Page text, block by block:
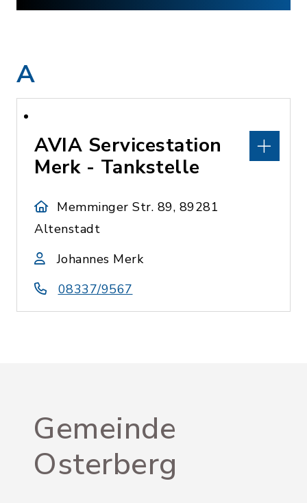
A
AVIA Servicestation
Merk - Tankstelle
Memminger Str. 89, 89281
Altenstadt
Johannes Merk
08337/9567
Gemeinde
Osterberg